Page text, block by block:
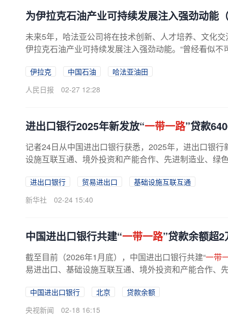
为伊拉克石油产业可持续发展注入强劲动能
未来5年，哈法亚公司将在技术创新、人才培养、文化
伊拉克石油产业可持续发展注入强劲动能。“曾经看似
伊拉克 中国石油
哈法亚油田
人民日报
02-27 12:28
进出口银行2025年新发放“一带一路”贷款
记者24日从中国进出口银行获悉，2025年，进出口银行
设施互联互通、境外投资和产能合作、先进制造业、绿
进出口银行 贸易进出口
基础设施互联互通
新华社
02-24 15:40
中国进出口银行共建“一带一路”贷款余额超2
截至目前（2026年1月底），中国进出口银行共建“一带
易进出口、基础设施互联互通、境外投资和产能合作、
中国进出口银行 北京
贷款余额
央视新闻
02-18 16:15